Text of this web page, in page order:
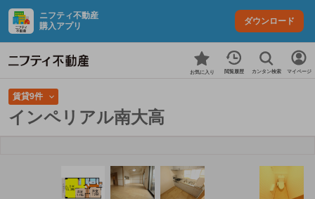
ニフティ不動産
購入アプリ
ダウンロード
お気に入り 閲覧履歴 カンタン検索 マイページ
賃貸9件
インペリアル南大高